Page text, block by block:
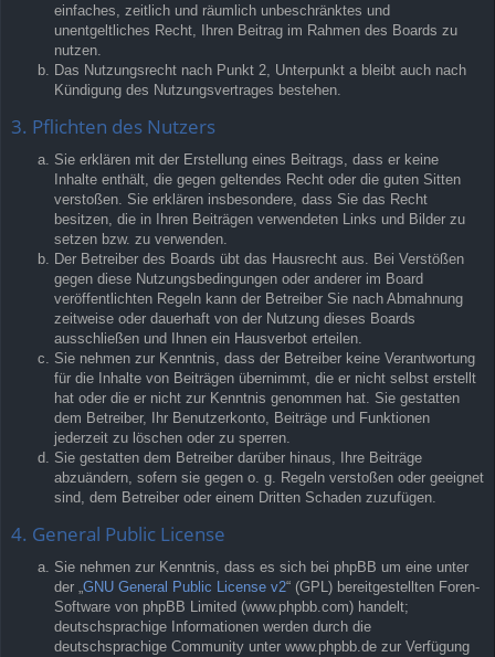
einfaches, zeitlich und räumlich unbeschränktes und
unentgeltliches Recht, Ihren Beitrag im Rahmen des Boards zu
nutzen.
Das Nutzungsrecht nach Punkt 2, Unterpunkt a bleibt auch nach
Kündigung des Nutzungsvertrages bestehen.
3. Pflichten des Nutzers
Sie erklären mit der Erstellung eines Beitrags, dass er keine
Inhalte enthält, die gegen geltendes Recht oder die guten Sitten
verstoßen. Sie erklären insbesondere, dass Sie das Recht
besitzen, die in Ihren Beiträgen verwendeten Links und Bilder zu
setzen bzw. zu verwenden.
Der Betreiber des Boards übt das Hausrecht aus. Bei Verstößen
gegen diese Nutzungsbedingungen oder anderer im Board
veröffentlichten Regeln kann der Betreiber Sie nach Abmahnung
zeitweise oder dauerhaft von der Nutzung dieses Boards
ausschließen und Ihnen ein Hausverbot erteilen.
Sie nehmen zur Kenntnis, dass der Betreiber keine Verantwortung
für die Inhalte von Beiträgen übernimmt, die er nicht selbst erstellt
hat oder die er nicht zur Kenntnis genommen hat. Sie gestatten
dem Betreiber, Ihr Benutzerkonto, Beiträge und Funktionen
jederzeit zu löschen oder zu sperren.
Sie gestatten dem Betreiber darüber hinaus, Ihre Beiträge
abzuändern, sofern sie gegen o. g. Regeln verstoßen oder geeignet
sind, dem Betreiber oder einem Dritten Schaden zuzufügen.
4. General Public License
Sie nehmen zur Kenntnis, dass es sich bei phpBB um eine unter
der „GNU General Public License v2“ (GPL) bereitgestellten Foren-
Software von phpBB Limited (www.phpbb.com) handelt;
deutschsprachige Informationen werden durch die
deutschsprachige Community unter www.phpbb.de zur Verfügung